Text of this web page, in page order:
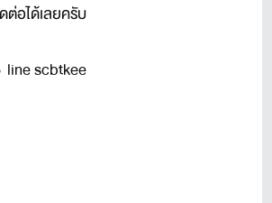
ต่อได้เลยครับ
line scbtkee